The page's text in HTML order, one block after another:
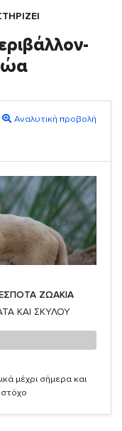
Αναλυτική προβολή
ΖΩΑΚΙΑ
ΚΑΙ ΣΚΥΛΟΥ
μέχρι σήμερα και